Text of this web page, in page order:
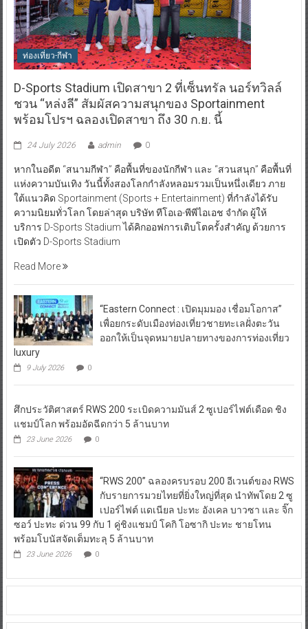
ท่องเที่ยว-กีฬา
D-Sports Stadium เปิดสาขา 2 ที่เซ็นทรัล นอร์ทวิลล์
ชวน “หล่งลี” สัมผัสความสนุกของ Sportainment
พร้อมโปรฯ ฉลองเปิดสาขา ถึง 30 ก.ย. นี้
24 July 2026 admin 0
หากในอดีต “สนามกีฬา” คือพื้นที่ของนักกีฬา และ “สวนสนุก” คือพื้นที่
แห่งความบันเทิง วันนี้ทั้งสองโลกกำลังหลอมรวมเป็นหนึ่งเดียว ภาย
ใต้แนวคิด Sportainment (Sports + Entertainment) ที่กำลังได้รับ
ความนิยมทั่วโลก โดยล่าสุด บริษัท ทีโอเอ-พีพีไอเอช จำกัด ผู้ให้
บริการ D-Sports Stadium ได้คิกออฟการเติบโตครั้งสำคัญ ด้วยการ
เปิดตัว D-Sports Stadium
Read More
“Eastern Connect : เปิดมุมมอง เชื่อมโอกาส”
เพื่อยกระดับเมืองท่องเที่ยวชายทะเลฝั่งตะวัน
ออกให้เป็นจุดหมายปลายทางของการท่องเที่ยว
luxury
9 July 2026 0
ศึกประวัติศาสตร์ RWS 200 ระเบิดความมันส์ 2 ซูเปอร์ไฟต์เดือด ชิง
แชมป์โลก พร้อมอัดฉีดกว่า 5 ล้านบาท
23 June 2026 0
“RWS 200” ฉลองครบรอบ 200 อีเวนต์ของ RWS
กับรายการมวยไทยที่ยิ่งใหญ่ที่สุด นำทัพโดย 2 ซู
เปอร์ไฟต์ แดเนียล ปะทะ อังเคล บาวซา และ จิ๊ก
ซอว์ ปะทะ ด่วน 99 กับ 1 คู่ชิงแชมป์ โคกิ โอซากิ ปะทะ ชายโทน
พร้อมโบนัสจัดเต็มทะลุ 5 ล้านบาท
23 June 2026 0